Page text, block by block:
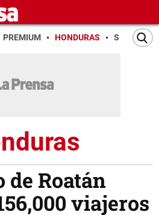
PREMIUM HONDURAS SAN PEDRO
Roatán
viajeros